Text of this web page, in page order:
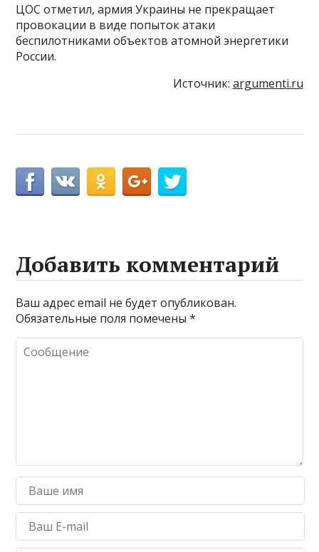
ЦОС отметил, армия Украины не прекращает
провокации в виде попыток атаки
беспилотниками объектов атомной энергетики
России.
Источник: argumenti.ru
Добавить комментарий
Ваш адрес email не будет опубликован.
Обязательные поля помечены*